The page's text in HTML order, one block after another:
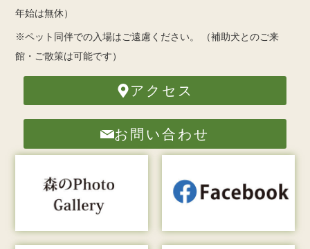
年始は無休）
※ペット同伴での入場はご遠慮ください。
（補助犬とのご来
館・ご散策は可能です）
アクセス
お問い合わせ